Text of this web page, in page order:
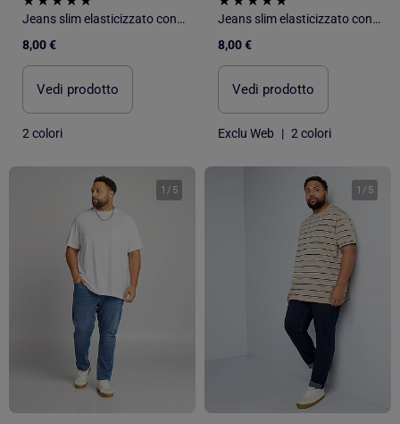
Jeans slim elasticizzato con vita regolabile
8,00 €
Vedi prodotto
2 colori
Jeans slim elasticizzato con vita regolabile
8,00 €
Vedi prodotto
Exclu Web | 2 colori
1 / 5 1 / 5